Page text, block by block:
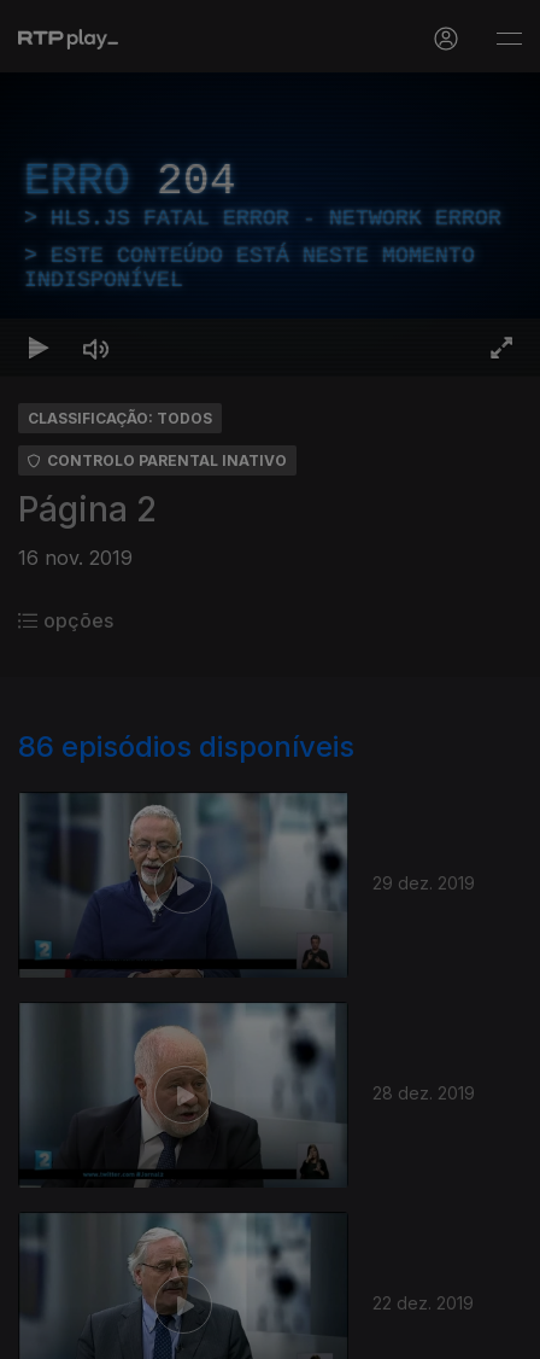
ERRO 204
HLS.JS FATAL ERROR - NETWORK ERROR
ESTE CONTEÚDO ESTÁ NESTE MOMENTO
INDISPONÍVEL
CLASSIFICAÇÃO: TODOS
CONTROLO PARENTAL INATIVO
Página 2
16 nov. 2019
opções
86 episódios disponíveis
29 dez. 2019
28 dez. 2019
22 dez. 2019